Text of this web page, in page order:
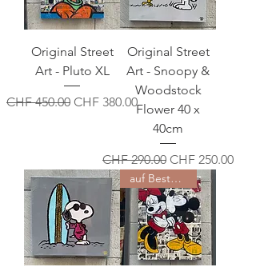
Original Street
Art - Pluto XL
Standardpreis
CHF 450.00 Sale-Preis
CHF 380.00
Original Street
Art - Snoopy &
Woodstock
Flower 40 x
40cm
Standardpreis
CHF 290.00 Sale-Preis
CHF 250.00
auf Bestellung!